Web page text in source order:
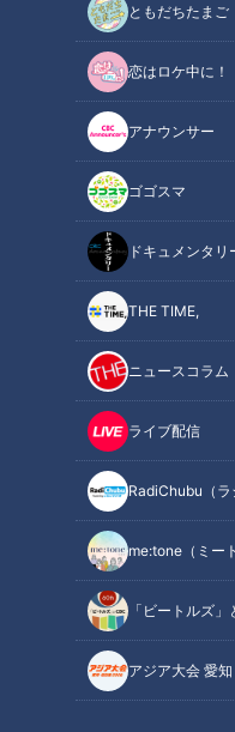
ともだちたまご
恋はロケ中に！
アナウンサー
ゴゴスマ
ドキュメンタリ
THE TIME,
ニュースコラム
ライブ配信
RadiChubu（ラ
me:tone（ミー
「ビートルズ」
アジア大会 愛
きっかけは
起業から商品開発まで
美しさの価値観、変わ
若い世代を支える名古
オススメ関連コンテンツ
きっかけは
名古屋市の高校2年生が化
そのきっかけは、その生
コンプレックスだったとい
さらにSNSでは、「一重
人と比べて自分を否定し
ズムはすごく問題になっ
そうした現状に対し、一
う社会の流れは悔しいと
その結果「一重って美し
の自分を大切にするブラ